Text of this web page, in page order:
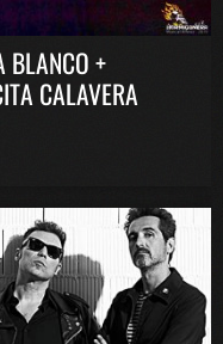
BLANCO +
CALAVERA